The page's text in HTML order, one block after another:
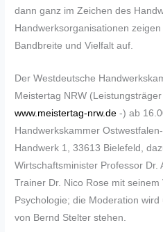
dann ganz im Zeichen des
Handwerksorganisationen
Bandbreite und Vielfalt auf.
Der Westdeutsche
Meistertag NRW
www.meistertag-nrw.de -) ab
Handwerkskammer
Handwerk 1, 33613 Bielefeld,
Wirtschaftsminister Professor Dr.
Trainer Dr. Nico Rose mit
Psychologie; die Moderation
von Bernd Stelter stehen.